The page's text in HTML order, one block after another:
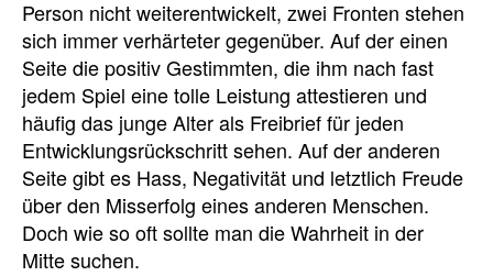
Person nicht weiterentwickelt, zwei Fronten stehen
sich immer verhärteter gegenüber. Auf der einen
Seite die positiv Gestimmten, die ihm nach fast
jedem Spiel eine tolle Leistung attestieren und
häufig das junge Alter als Freibrief für jeden
Entwicklungsrückschritt sehen. Auf der anderen
Seite gibt es Hass, Negativität und letztlich Freude
über den Misserfolg eines anderen Menschen.
Doch wie so oft sollte man die Wahrheit in der
Mitte suchen.